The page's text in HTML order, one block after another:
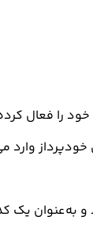
خود را فعال
وارد